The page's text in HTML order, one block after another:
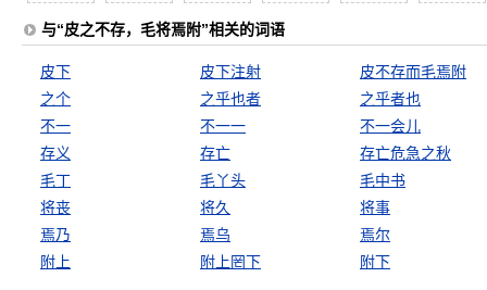
与“皮之不存，毛将焉附”相关的词语
皮下 皮下注射
皮不存而毛焉附
之个
之乎也者
之乎者也
不一
不一一
不一会儿
存义
存亡
存亡危急之秋
毛丁
毛丫头
毛中书
将丧
将久
将事
焉乃
焉乌
焉尔
附上
附上罔下 附下